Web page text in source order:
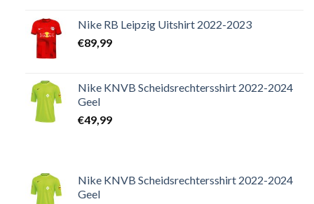
Nike RB Leipzig Uitshirt 2022-2023
€89,99
Nike KNVB Scheidsrechtersshirt 2022-2024
Geel
€49,99
Nike KNVB Scheidsrechtersshirt 2022-2024
Geel